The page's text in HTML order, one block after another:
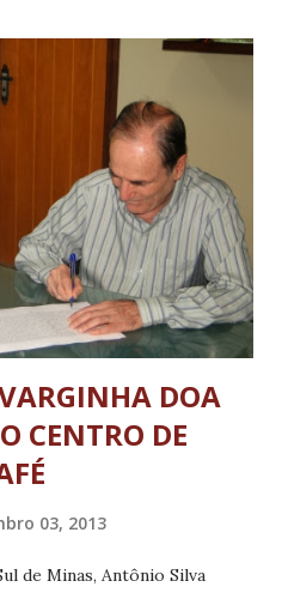
com o valor de R$ 405mil.
equipe de Captação de
da prefeitura, o prefeito
que “a equipe está bem
bons recursos para
deste projeto de
trabalhando com
e trazem mais infra
DOA
CENTRO DE
03, 2013
de Minas, Antônio Silva